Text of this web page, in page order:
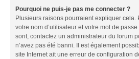
Pourquoi ne puis-je pas me connecter ?
Plusieurs raisons pourraient expliquer cela.
votre nom d’utilisateur et votre mot de passe
sont, contactez un administrateur du forum
n’avez pas été banni. Il est également
site Internet ait une erreur de configuration